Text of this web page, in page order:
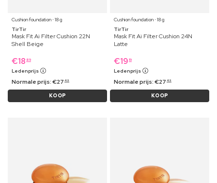
Cushion foundation ⋅ 18 g
TirTir
Mask Fit Ai Filter Cushion 22N
Shell Beige
€18 89
Ledenprijs
Normale prijs:€27 49
KOOP
Cushion foundation ⋅ 18 g
TirTir
Mask Fit Ai Filter Cushion 24N
Latte
€19 19
Ledenprijs
Normale prijs:€27 49
KOOP